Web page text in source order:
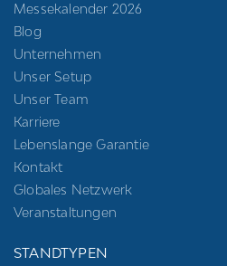
Messekalender 2026
Blog
Unternehmen
Unser Setup
Unser Team
Karriere
Lebenslange Garantie
Kontakt
Globales Netzwerk
Veranstaltungen
STANDTYPEN